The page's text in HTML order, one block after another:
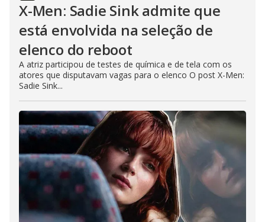
X-Men: Sadie Sink admite que
está envolvida na seleção de
elenco do reboot
A atriz participou de testes de química e de tela com os
atores que disputavam vagas para o elenco O post X-Men:
Sadie Sink...